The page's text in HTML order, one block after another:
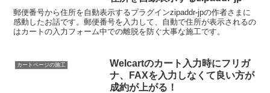
郵便番号から住所を自動表示するプラグインzipaddr-jpの作者さまに
感動したお話です。郵便番号を入力して、自動で住所が表示されるの
はカートの入力フォーム中での離脱を防ぐ大事な施工です。
カートページの施工
Welcartのカート入力時にフリガ
ナ、FAXを入力しなくて良い方が
成約が上がる！